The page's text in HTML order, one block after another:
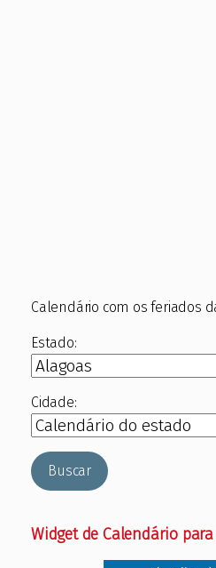
Calendário com os feriados
Estado:
Cidade:
Buscar
Widget de Calendário